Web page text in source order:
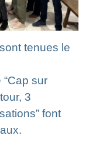
tenues le
sur
3
font